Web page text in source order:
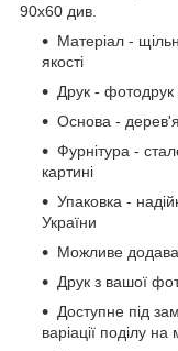
90x60 див.
Матеріал -
якості
Друк - фотодрук
Основа -
Фурнітура -
картині
Упаковка -
України
Можливе
Друк з вашої
Доступне під
варіації поділу на